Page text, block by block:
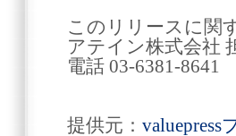
このリリースに関
アテイン株式会社
電話 03-6381-8641
提供元：